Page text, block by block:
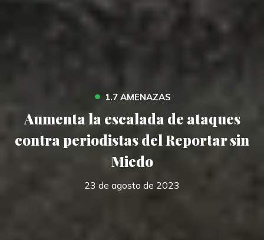
• 1.7 AMENAZAS
Aumenta la escalada de ataques
contra periodistas del Reportar sin
Miedo
23 de agosto de 2023